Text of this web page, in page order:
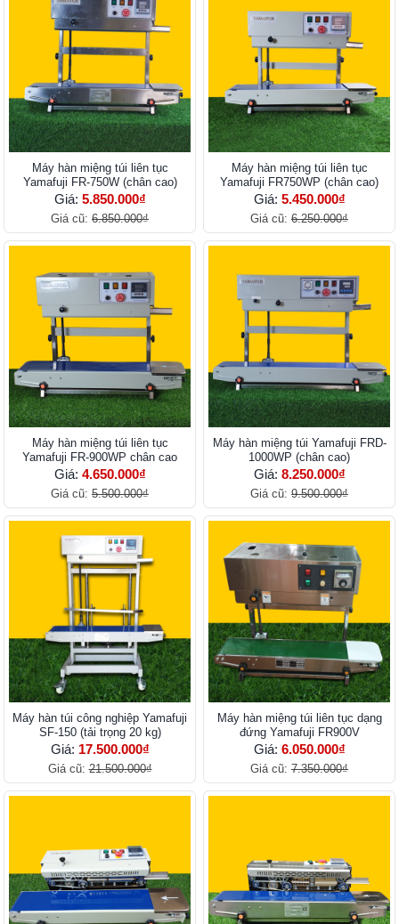
Máy hàn miệng túi liên tục
Yamafuji FR-750W (chân cao)
Giá: 5.850.000₫
Giá cũ: 6.850.000₫
Máy hàn miệng túi liên tục
Yamafuji FR750WP (chân cao)
Giá: 5.450.000₫
Giá cũ: 6.250.000₫
Máy hàn miệng túi liên tục
Yamafuji FR-900WP chân cao
Giá: 4.650.000₫
Giá cũ: 5.500.000₫
Máy hàn miệng túi Yamafuji FRD-
1000WP (chân cao)
Giá: 8.250.000₫
Giá cũ: 9.500.000₫
Máy hàn túi công nghiệp Yamafuji
SF-150 (tải trọng 20 kg)
Giá: 17.500.000₫
Giá cũ:21.500.000₫
Máy hàn miệng túi liên tục dạng
đứng Yamafuji FR900V
Giá: 6.050.000₫
Giá cũ: 7.350.000₫